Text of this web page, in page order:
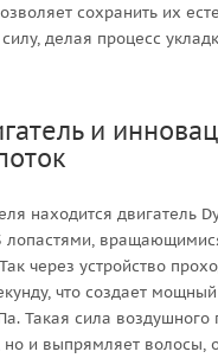
сохранить их
делая процесс
и
находится двигатель
через устройство
что создает мощный
Такая сила воздушного
но и выпрямляет волосы,